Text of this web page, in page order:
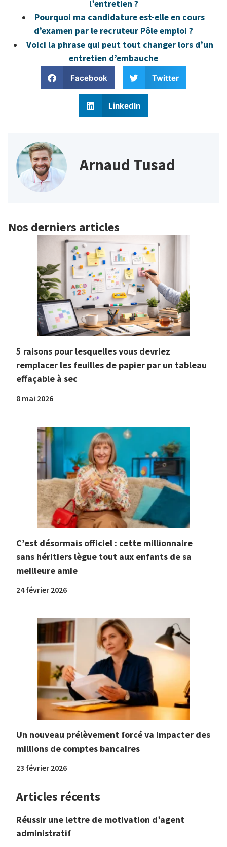
l’entretien ?
Pourquoi ma candidature est-elle en cours
d’examen par le recruteur Pôle emploi ?
Voici la phrase qui peut tout changer lors d’un
entretien d’embauche
Facebook Twitter
LinkedIn
Arnaud Tusad
Nos derniers articles
5 raisons pour lesquelles vous devriez
remplacer les feuilles de papier par un tableau
effaçable à sec
8 mai 2026
C’est désormais officiel : cette millionnaire
sans héritiers lègue tout aux enfants de sa
meilleure amie
24 février 2026
Un nouveau prélèvement forcé va impacter des
millions de comptes bancaires
23 février 2026
Articles récents
Réussir une lettre de motivation d’agent
administratif